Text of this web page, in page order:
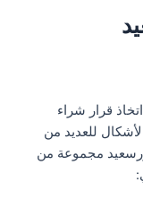
قرار شراء
للعديد من
مجموعة من